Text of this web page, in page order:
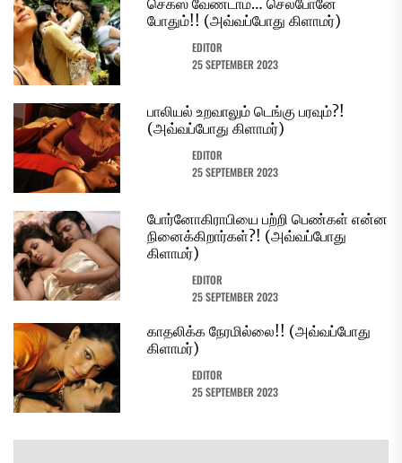
போதும்!! (அவ்வப்போது கிளாமர்)
EDITOR
25 SEPTEMBER 2023
பாலியல் உறவாலும் டெங்கு பரவும்?!
(அவ்வப்போது கிளாமர்)
EDITOR
25 SEPTEMBER 2023
போர்னோகிராபியை பற்றி பெண்கள் என்ன
நினைக்கிறார்கள்?! (அவ்வப்போது
கிளாமர்)
EDITOR
25 SEPTEMBER 2023
காதலிக்க நேரமில்லை!! (அவ்வப்போது
கிளாமர்)
EDITOR
25 SEPTEMBER 2023